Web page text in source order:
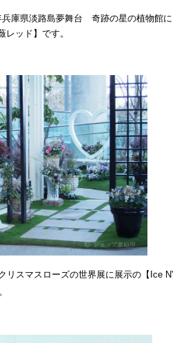
兵庫県淡路島夢舞台 奇跡の星の植物館に
レッド】です。
リスマスローズの世界展に展示の 【Ice N'